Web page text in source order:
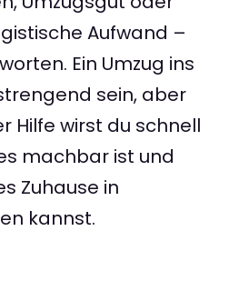
Aufwand –
Ein Umzug ins
sein, aber
Hilfe wirst du schnell
machbar ist und
Zuhause in
kannst.